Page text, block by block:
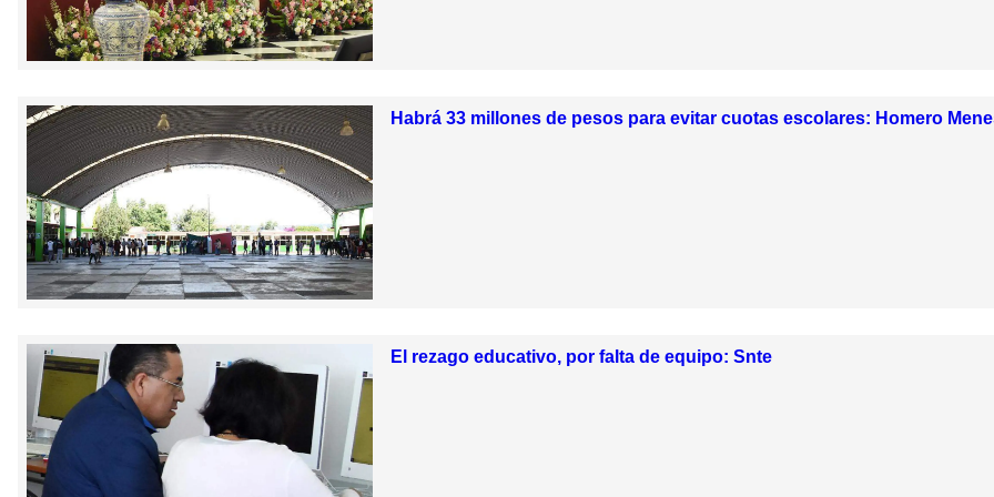
Habrá 33 millones de pesos para evitar cuotas escolares: Homero
El rezago educativo, por falta de equipo: Snte